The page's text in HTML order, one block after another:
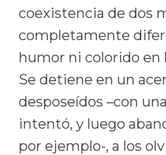
coexistencia de dos
completamente
humor ni colorido en
Se detiene en un
desposeídos –con
intentó, y luego
por ejemplo-, a los